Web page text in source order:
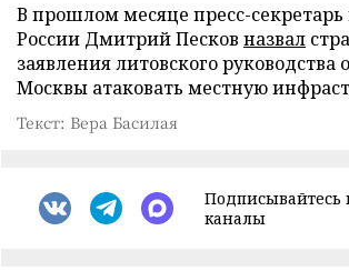
В прошлом месяце пресс-
России Дмитрий Песков назвал
заявления литовского руководства
Москвы атаковать местную
Текст: Вера Басилая
каналы